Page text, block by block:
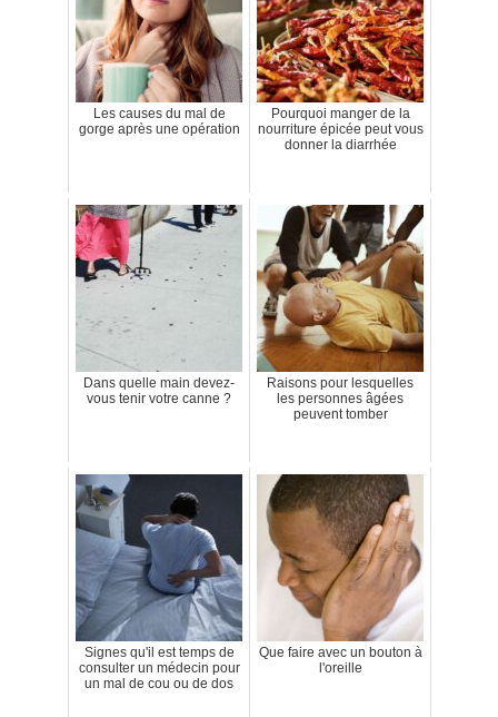
Les causes du mal de
gorge après une opération
Pourquoi manger de la
nourriture épicée peut vous
donner la diarrhée
Dans quelle main devez-
vous tenir votre canne ?
Raisons pour lesquelles
les personnes âgées
peuvent tomber
Signes qu'il est temps de
consulter un médecin pour
un mal de cou ou de dos
Que faire avec un bouton à
l'oreille